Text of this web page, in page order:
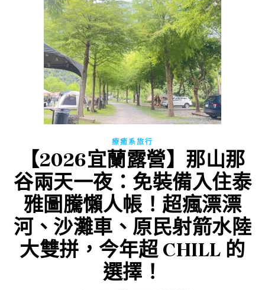
療癒系旅行
【2026宜蘭露營】那山那
谷兩天一夜：免裝備入住泰
雅圖騰懶人帳！超瘋漂漂
河、沙灘車、原民射箭水陸
大雙拼，今年超 CHILL 的
選擇！